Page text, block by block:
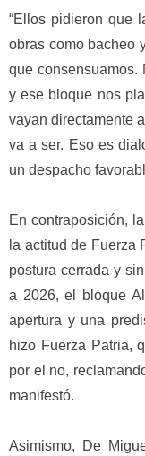
“Ellos pidieron que
obras como bacheo
que consensuamos.
y ese bloque nos
vayan directamente
va a ser. Eso es
un despacho
En contraposición,
la actitud de Fuerza
postura cerrada y
a 2026, el bloque
apertura y una
hizo Fuerza Patria,
por el no,
manifestó.
Asimismo, De